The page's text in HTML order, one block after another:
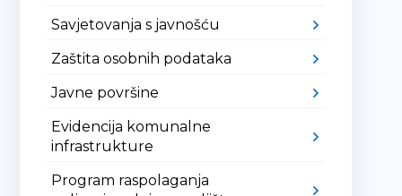
Savjetovanja s javnošću
Zaštita osobnih podataka
Javne površine
Evidencija komunalne
infrastrukture
Program raspolaganja